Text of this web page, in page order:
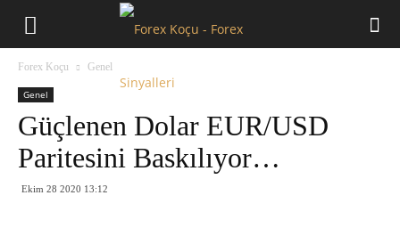
Forex Koçu Genel
Genel
Güçlenen Dolar EUR/USD
Paritesini Baskılıyor…
Ekim 28 2020 13:12